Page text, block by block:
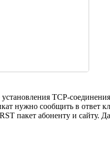
TCP-
нужно сообщить в
пакет абоненту и сайту.